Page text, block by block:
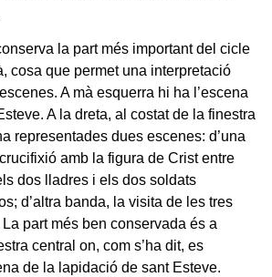
la part més important del cicle
cosa que permet una interpretació
A mà esquerra hi ha l’escena
A la dreta, al costat de la finestra
representades dues escenes: d’una
amb la figura de Crist entre
dos lladres i els dos soldats
d’altra banda, la visita de les tres
part més ben conservada és a
central on, com s’ha dit, es
de la lapidació de sant Esteve.